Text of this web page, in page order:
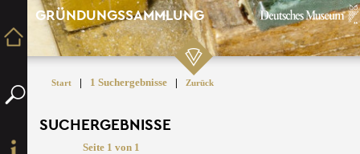
GRÜNDUNGSSAMMLUNG
Start | 1 Suchergebnisse | Zurück
SUCHERGEBNISSE
Seite 1 von 1